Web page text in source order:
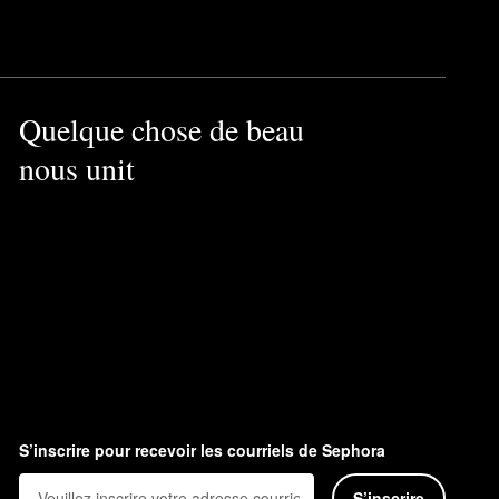
Quelque chose de beau
nous unit
S’inscrire pour recevoir les courriels de Sephora